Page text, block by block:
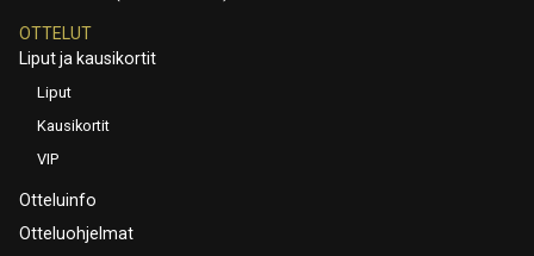
OTTELUT
Liput ja kausikortit
Liput
Kausikortit
VIP
Otteluinfo
Otteluohjelmat